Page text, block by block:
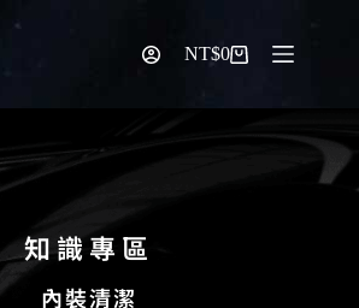
NT$0
知識專區
內裝清潔